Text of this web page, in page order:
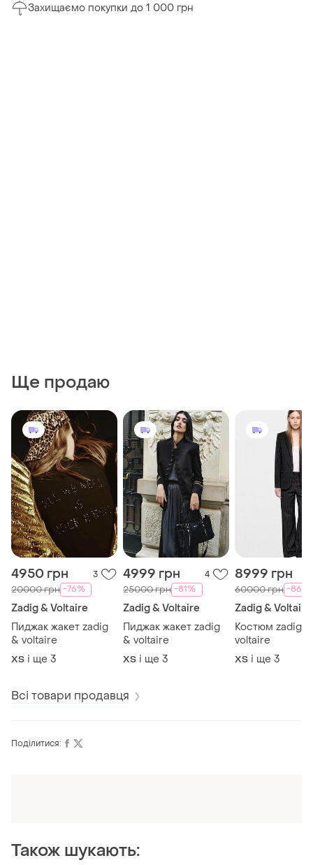
Захищаємо покупки до 1 000 грн
Ще продаю
4950 грн 3
20000 грн -76%
Zadig & Voltaire
Пиджак жакет zadig
& voltaire
ХS і ще 3
4999 грн 4
25000 грн -81%
Zadig & Voltaire
Пиджак жакет zadig
& voltaire
ХS і ще 3
8999 грн
60000 грн -86%
Zadig & Voltaire
Костюм zadig &
voltaire
ХS і ще 3
Всі товари продавця
Поділитися:
Також шукають: